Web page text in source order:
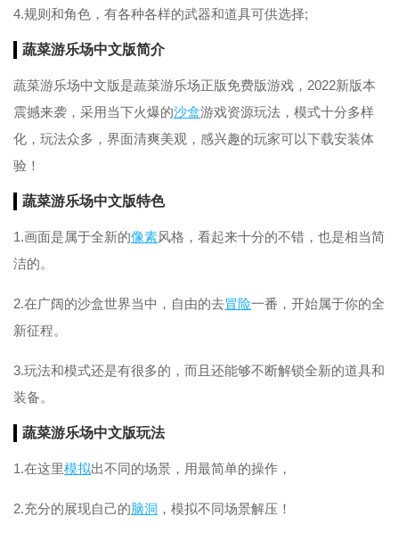
4.规则和角色，有各种各样的武器和道具可供选择;
蔬菜游乐场中文版简介
蔬菜游乐场中文版是蔬菜游乐场正版免费版游戏，2022新版本
震撼来袭，采用当下火爆的沙盒游戏资源玩法，模式十分多样
化，玩法众多，界面清爽美观，感兴趣的玩家可以下载安装体
验！
蔬菜游乐场中文版特色
1.画面是属于全新的像素风格，看起来十分的不错，也是相当简
洁的。
2.在广阔的沙盒世界当中，自由的去冒险一番，开始属于你的全
新征程。
3.玩法和模式还是有很多的，而且还能够不断解锁全新的道具和
装备。
蔬菜游乐场中文版玩法
1.在这里模拟出不同的场景，用最简单的操作，
2.充分的展现自己的脑洞 ，模拟不同场景解压！